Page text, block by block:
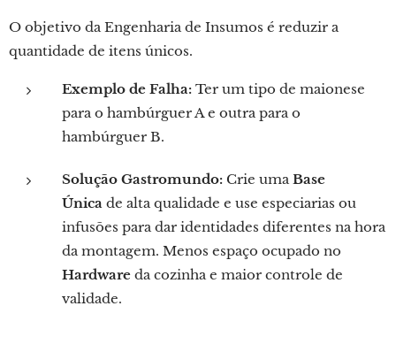
O objetivo da Engenharia de Insumos é reduzir a
quantidade de itens únicos.
Exemplo de Falha: Ter um tipo de maionese
para o hambúrguer A e outra para o
hambúrguer B.
Solução Gastromundo: Crie umaBase
Única de alta qualidade e use especiarias ou
infusões para dar identidades diferentes na hora
da montagem. Menos espaço ocupado no
Hardware da cozinha e maior controle de
validade.